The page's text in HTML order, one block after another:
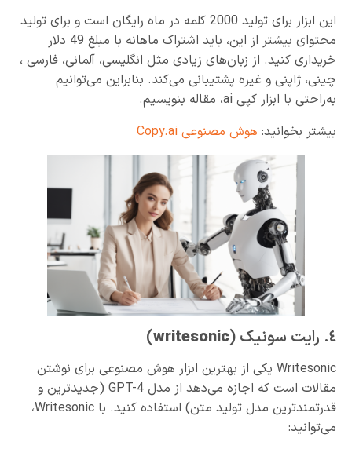
این ابزار برای تولید 2000 کلمه در ماه رایگان است و برای تولید
محتوای بیشتر از این، باید اشتراک ماهانه با مبلغ 49 دلار
خریداری کنید. از زبان‌های زیادی مثل انگلیسی، آلمانی، فارسی ،
چینی، ژاپنی و غیره پشتیبانی می‌کند. بنابراین می‌توانیم
به‌راحتی با ابزار کپی ai، مقاله بنویسیم.
بیشتر بخوانید: هوش مصنوعی Copy.ai
٤. رایت سونیک ( writesonic
)
Writesonic یکی از بهترین ابزار هوش مصنوعی برای نوشتن
مقالات است که اجازه می‌دهد از مدل GPT-4 (جدیدترین و
قدرتمندترین مدل تولید متن) استفاده کنید. با Writesonic،
می‌توانید: